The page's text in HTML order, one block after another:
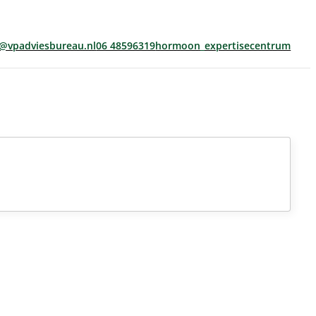
06 48596319hormoon_expertisecentrum